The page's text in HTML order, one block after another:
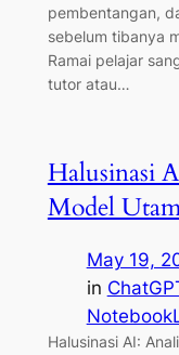
pembentangan,
sebelum tibanya
Ramai pelajar
tutor atau…
Halusinasi
Model
May 19,
in
Halusinasi AI: